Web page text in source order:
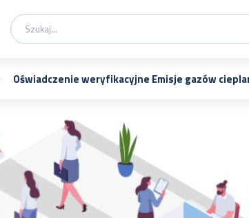
Oświadczenie weryfikacyjne Emisje gazów